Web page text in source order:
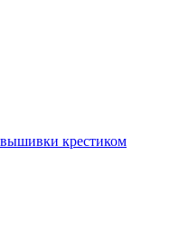
крестиком